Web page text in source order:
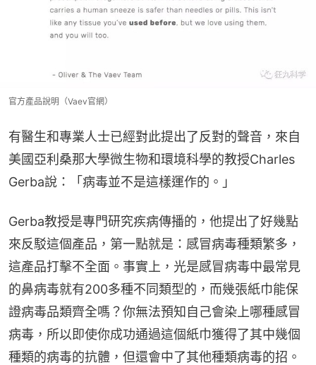
官方產品說明（Vaev官網）
有醫生和專業人士已經對此提出了反對的聲音，來自
美國亞利桑那大學微生物和環境科學的教授Charles
Gerba說：「病毒並不是這樣運作的。」
Gerba教授是專門研究疾病傳播的，他提出了好幾點
來反駁這個產品，第一點就是：感冒病毒種類繁多，
這產品打擊不全面。事實上，光是感冒病毒中最常見
的鼻病毒就有200多種不同類型的，而幾張紙巾能保
證病毒品類齊全嗎？你無法預知自己會染上哪種感冒
病毒，所以即使你成功通過這個紙巾獲得了其中幾個
種類的病毒的抗體，但還會中了其他種類病毒的招。